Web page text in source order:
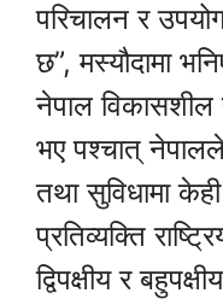
परिचालन र
छ”, मस्यौदामा
नेपाल विकासशील
भए पश्चात्
तथा सुविधामा
प्रतिव्यक्ति
द्विपक्षीय र